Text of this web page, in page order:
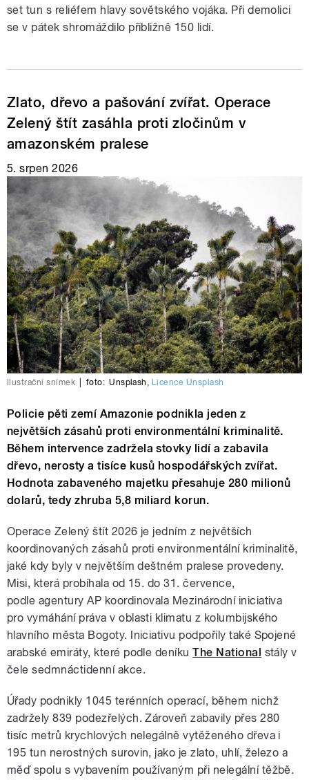
set tun s reliéfem hlavy sovětského vojáka. Při demolici
se v pátek shromáždilo přibližně 150 lidí.
Zlato, dřevo a pašování zvířat. Operace
Zelený štít zasáhla proti zločinům v
amazonském pralese
5. srpen 2026
Ilustrační snímek foto: Unsplash , Licence Unsplash
Policie pěti zemí Amazonie podnikla jeden z
největších zásahů proti environmentální kriminalitě.
Během intervence zadržela stovky lidí a zabavila
dřevo, nerosty a tisíce kusů hospodářských zvířat.
Hodnota zabaveného majetku přesahuje 280 milionů
dolarů, tedy zhruba 5,8 miliard korun.
Operace Zelený štít 2026 je jedním z největších
koordinovaných zásahů proti environmentální kriminalitě,
jaké kdy byly v největším deštném pralese provedeny.
Misi, která probíhala od 15. do 31. července,
podle agentury AP koordinovala Mezinárodní iniciativa
pro vymáhání práva v oblasti klimatu z kolumbijského
hlavního města Bogoty. Iniciativu podpořily také Spojené
arabské emiráty, které podle deníkuThe National stály v
čele sedmnáctidenní akce.
Úřady podnikly 1045 terénních operací, během nichž
zadržely 839 podezřelých. Zároveň zabavily přes 280
tisíc metrů krychlových nelegálně vytěženého dřeva i
195 tun nerostných surovin, jako je zlato, uhlí, železo a
měď spolu s vybavením používaným při nelegální těžbě.